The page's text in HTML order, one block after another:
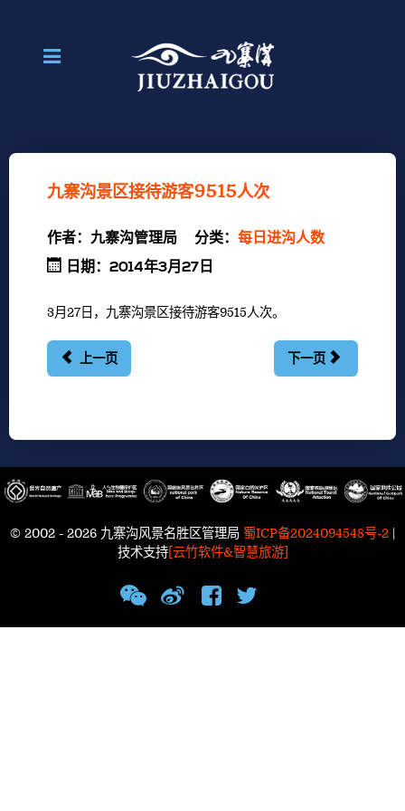
九寨沟景区接待游客9515人次
作者： 九寨沟管理局 分类： 每日进沟人数
日期：2014年3月27日
3月27日，九寨沟景区接待游客9515人次。
上一页 下一页
© 2002 - 2026 九寨沟风景名胜区管理局 蜀ICP备2024094548号-2 |
技术支持[云竹软件&智慧旅游]